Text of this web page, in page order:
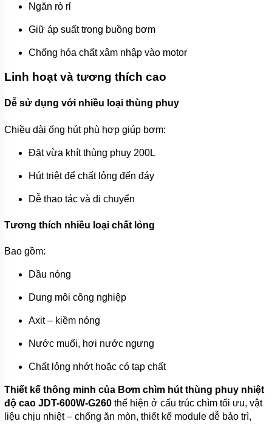
Ngăn rò rỉ
Giữ áp suất trong buồng bơm
Chống hóa chất xâm nhập vào motor
Linh hoạt và tương thích cao
Dễ sử dụng với nhiều loại thùng phuy
Chiều dài ống hút phù hợp giúp bơm:
Đặt vừa khít thùng phuy 200L
Hút triệt để chất lỏng đến đáy
Dễ thao tác và di chuyển
Tương thích nhiều loại chất lỏng
Bao gồm:
Dầu nóng
Dung môi công nghiệp
Axit – kiềm nóng
Nước muối, hơi nước ngưng
Chất lỏng nhớt hoặc có tạp chất
Thiết kế thông minh của Bơm chìm hút thùng phuy nhiệt
độ cao JDT-600W-G260 thể hiện ở cấu trúc chìm tối ưu, vật
liệu chịu nhiệt – chống ăn mòn, thiết kế module dễ bảo trì,